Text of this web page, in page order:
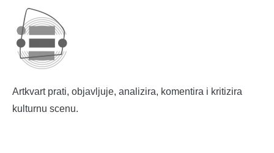
Artkvart prati, objavljuje, analizira, komentira i kritizira
kulturnu scenu.